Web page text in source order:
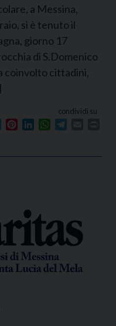
a Messina,
si è tenuto il
giorno 17
di S.Domenico
coinvolto cittadini,
condividi su
TwitterPinterestLinkedInWhatsApp